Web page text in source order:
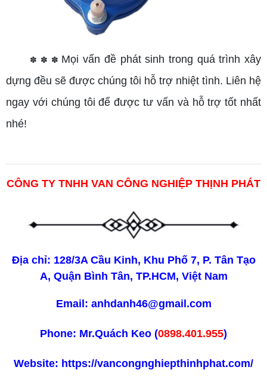
✽ ✽ ✽ Mọi vấn đề phát sinh trong quá trình xây
dựng đều sẽ được chúng tôi hỗ trợ nhiệt tình. Liên hệ
ngay với chúng tôi để được tư vấn và hỗ trợ tốt nhất
nhé!
CÔNG TY TNHH VAN CÔNG NGHIỆP THỊNH PHÁT
Địa chỉ: 128/3A Cầu Kinh, Khu Phố 7, P. Tân Tạo
A, Quận Bình Tân, TP.HCM, Việt Nam
Email: anhdanh46@gmail.com
Phone: Mr.Quách Keo (0898.401.955)
Website: https://vancongnghiepthinhphat.com/